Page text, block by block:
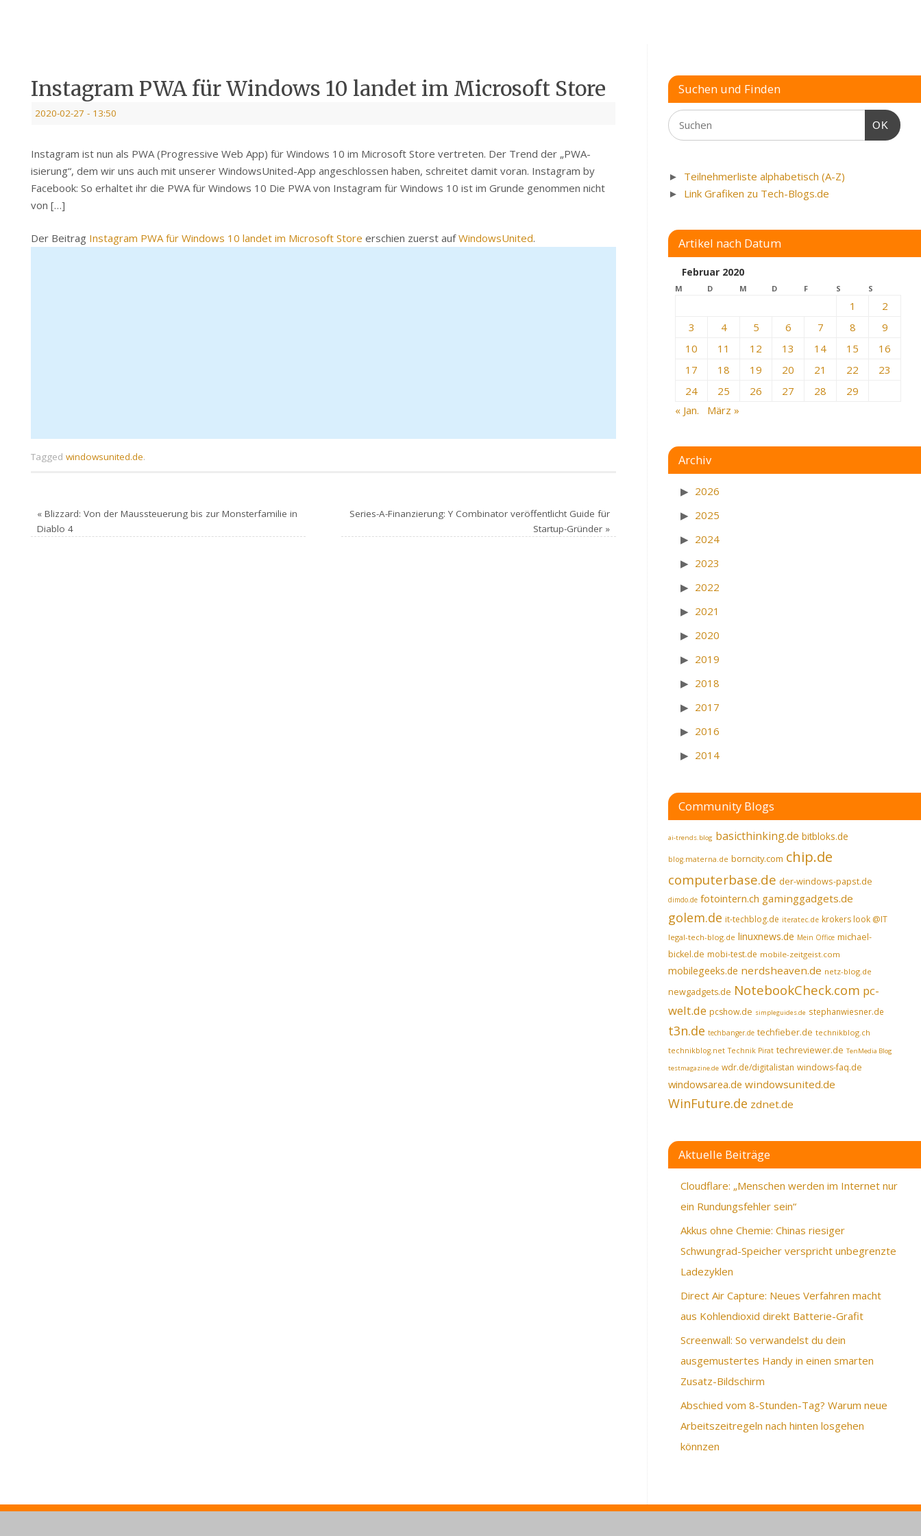
Instagram PWA für Windows 10 landet im Microsoft Store
2020-02-27 - 13:50
Instagram ist nun als PWA (Progressive Web App) für Windows 10 im Microsoft Store vertreten. Der Trend der „PWA-
isierung“, dem wir uns auch mit unserer WindowsUnited-App angeschlossen haben, schreitet damit voran. Instagram by
Facebook: So erhaltet ihr die PWA für Windows 10 Die PWA von Instagram für Windows 10 ist im Grunde genommen nicht
von […]
Der Beitrag Instagram PWA für Windows 10 landet im Microsoft Store erschien zuerst aufWindowsUnited.
Tagged windowsunited.de.
«Blizzard: Von der Maussteuerung bis zur Monsterfamilie in
Diablo 4
Series-A-Finanzierung: Y Combinator veröffentlicht Guide für
Startup-Gründer »
Suchen und Finden
OK
► Teilnehmerliste alphabetisch (A-Z)
► Link Grafiken zu Tech-Blogs.de
Artikel nach Datum
Februar 2020
M D M D F S S
1
2
3
4 5 6 7 8
9
10
11 12 13 14 15
16
17
18 19 20 21 22
23
24
25 26 27 28
29
« Jan.
März »
Archiv
2026
2025
2024
2023
2022
2021
2020
2019
2018
2017
2016
2014
Community Blogs
ai-trends.blog basicthinking.de bitbloks.de
blog.materna.de borncity.com chip.de
computerbase.de der-windows-papst.de
dimdo.de fotointern.ch gaminggadgets.de
golem.de it-techblog.de iteratec.de krokers look @IT
legal-tech-blog.de linuxnews.de Mein Office michael-
bickel.de mobi-test.de mobile-zeitgeist.com
mobilegeeks.de nerdsheaven.de netz-blog.de
newgadgets.de NotebookCheck.com pc-
welt.de pcshow.de simpleguides.de stephanwiesner.de
t3n.de techbanger.de techfieber.de technikblog.ch
technikblog.net Technik Pirat techreviewer.de TenMedia Blog
testmagazine.de wdr.de/digitalistan windows-faq.de
windowsarea.de windowsunited.de
WinFuture.de zdnet.de
Aktuelle Beiträge
Cloudflare: „Menschen werden im Internet nur
ein Rundungsfehler sein“
Akkus ohne Chemie: Chinas riesiger
Schwungrad-Speicher verspricht unbegrenzte
Ladezyklen
Direct Air Capture: Neues Verfahren macht
aus Kohlendioxid direkt Batterie-Grafit
Screenwall: So verwandelst du dein
ausgemustertes Handy in einen smarten
Zusatz-Bildschirm
Abschied vom 8-Stunden-Tag? Warum neue
Arbeitszeitregeln nach hinten losgehen
könnzen